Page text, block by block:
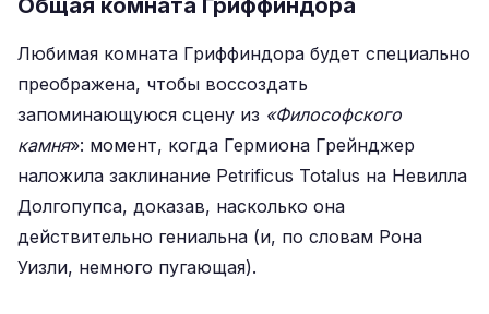
Общая комната Гриффиндора
Любимая комната Гриффиндора будет специально
преображена, чтобы воссоздать
запоминающуюся сцену из «Философского
камня»: момент, когда Гермиона Грейнджер
наложила заклинание Petrificus Totalus на Невилла
Долгопупса, доказав, насколько она
действительно гениальна (и, по словам Рона
Уизли, немного пугающая).